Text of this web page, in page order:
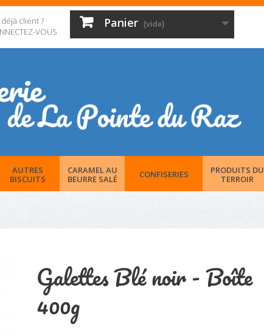
déjà client ?
VOUS
Panier (vide)
AUTRES
BISCUITS
CARAMEL AU
BEURRE SALÉ
CONFISERIES
PRODUITS DU
TERROIR
Galettes Blé noir - Boîte
400g